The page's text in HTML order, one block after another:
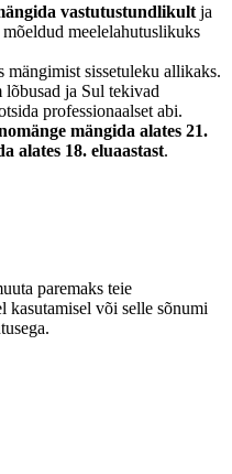
vastutustundlikult ja
meelelahutuslikuks
mängimist sissetuleku allikaks.
lõbusad ja Sul tekivad
professionaalset abi.
mängida alates 21.
alates 18. eluaastast.
paremaks teie
kasutamisel või selle sõnumi